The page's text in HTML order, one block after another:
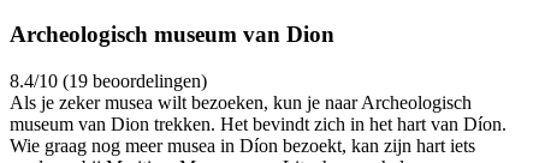
Archeologisch museum van Dion
8.4/10 (19 beoordelingen)
Als je zeker musea wilt bezoeken, kun je naar Archeologisch
museum van Dion trekken. Het bevindt zich in het hart van Díon.
Wie graag nog meer musea in Díon bezoekt, kan zijn hart iets